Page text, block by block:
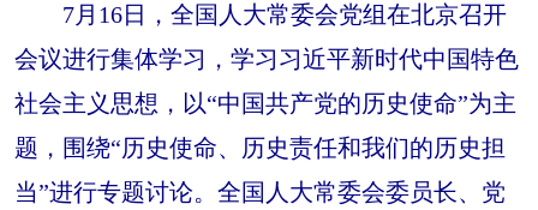
7月16日，全国人大常委会党组在北京召开
会议进行集体学习，学习习近平新时代中国特色
社会主义思想，以“中国共产党的历史使命”为主
题，围绕“历史使命、历史责任和我们的历史担
当”进行专题讨论。全国人大常委会委员长、党